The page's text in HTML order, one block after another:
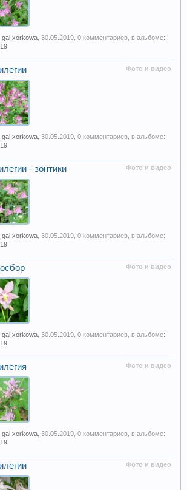
gal.xorkowa 30.05.2019 , 0 комментариев, в альбоме:
Фото и видео
gal.xorkowa 30.05.2019 , 0 комментариев, в альбоме:
Фото и видео
- зонтики
gal.xorkowa 30.05.2019 , 0 комментариев, в альбоме:
Фото и видео
gal.xorkowa 30.05.2019 , 0 комментариев, в альбоме:
Фото и видео
gal.xorkowa 30.05.2019 , 0 комментариев, в альбоме:
Фото и видео